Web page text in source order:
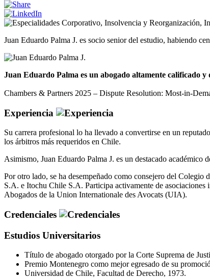
Corporativo, Insolvencia y Reorganización,
Juan Eduardo Palma J. es socio senior del estudio, habiendo
Juan Eduardo Palma es un abogado altamente calificado
Chambers & Partners 2025 – Dispute Resolution: Most-in-
Experiencia
Su carrera profesional lo ha llevado a convertirse en un
los árbitros más requeridos en Chile.
Asimismo, Juan Eduardo Palma J. es un destacado académico
Por otro lado, se ha desempeñado como consejero del
S.A. e Itochu Chile S.A. Participa activamente de
Abogados de la Union Internationale des Avocats (UIA).
Credenciales
Estudios Universitarios
Título de abogado otorgado por la Corte Suprema de
Premio Montenegro como mejor egresado de su
Universidad de Chile, Facultad de Derecho, 1973.